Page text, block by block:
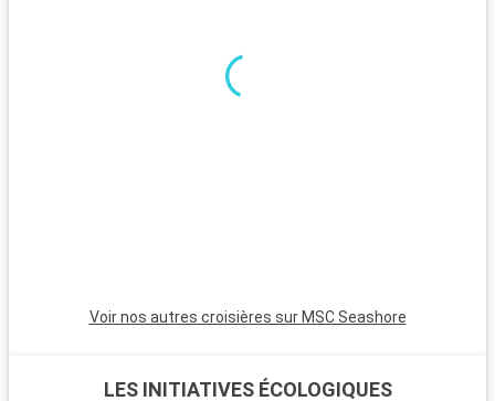
couchers de soleil magnifiques. Les Bahamas, à proximité en
bateau, sont un paradis avec leurs plages de sable blanc. Pour
Voir nos autres croisières sur MSC Seashore
LES INITIATIVES ÉCOLOGIQUES